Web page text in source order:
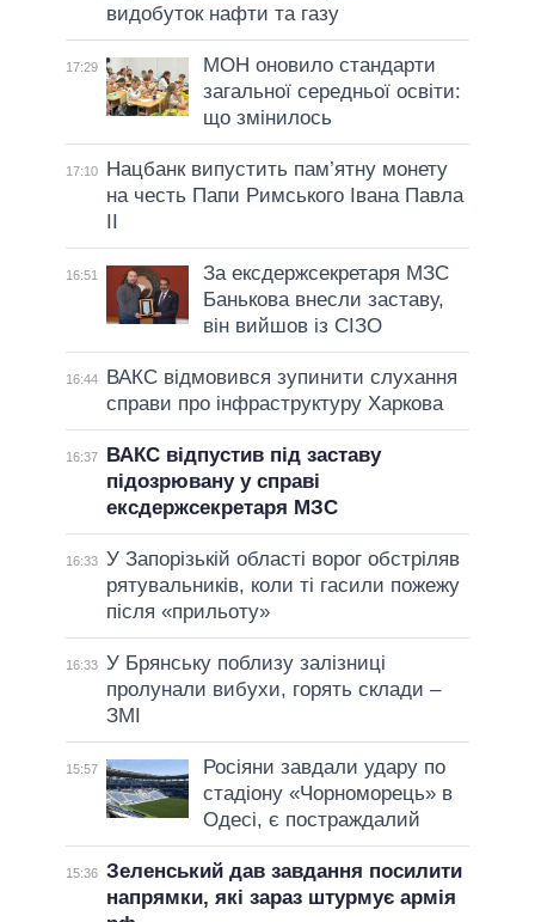
видобуток нафти та газу
17:29
МОН оновило стандарти
загальної середньої освіти:
що змінилось
17:10
Нацбанк випустить пам’ятну монету
на честь Папи Римського Івана Павла
II
16:51
За ексдержсекретаря МЗС
Банькова внесли заставу,
він вийшов із СІЗО
16:44
ВАКС відмовився зупинити слухання
справи про інфраструктуру Харкова
16:37
ВАКС відпустив під заставу
підозрювану у справі
ексдержсекретаря МЗС
16:33 У Запорізькій області ворог обстріляв
рятувальників, коли ті гасили пожежу
після «прильоту»
16:33 У Брянську поблизу залізниці
пролунали вибухи, горять склади –
ЗМІ
15:57
Росіяни завдали удару по
стадіону «Чорноморець» в
Одесі, є постраждалий
15:36 Зеленський дав завдання посилити
напрямки, які зараз штурмує армія